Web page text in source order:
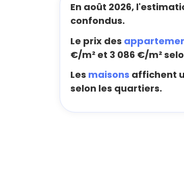
En août 2026,
confondus.
Le prix des
€/m² et 3 086 €/m²
Les maisons affichent
selon les quartiers.